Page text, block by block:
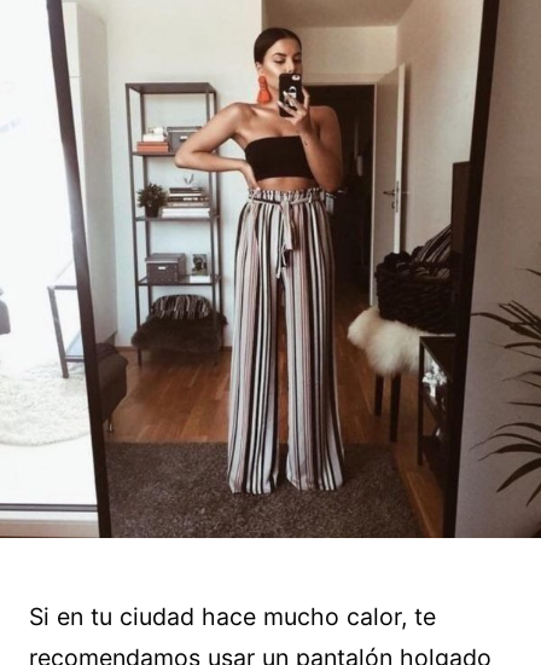
Si en tu ciudad hace mucho calor, te
recomendamos usar un pantalón holgado